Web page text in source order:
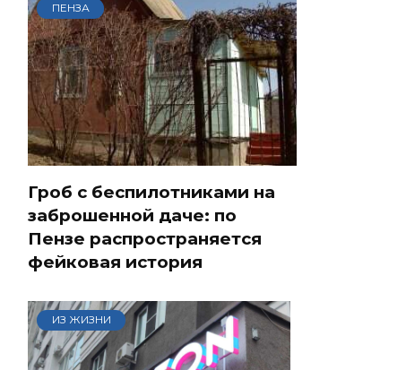
ПЕНЗА
Гроб с беспилотниками на
заброшенной даче: по
Пензе распространяется
фейковая история
ИЗ ЖИЗНИ